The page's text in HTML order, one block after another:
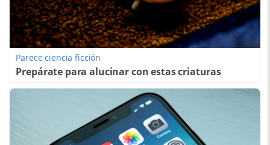
Parece ciencia ficción
Prepárate para alucinar con estas criaturas